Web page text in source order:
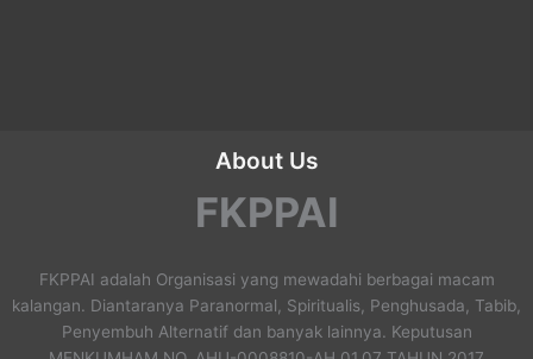
About Us
FKPPAI
FKPPAI adalah Organisasi yang mewadahi berbagai macam
kalangan. Diantaranya Paranormal, Spiritualis, Penghusada, Tabib,
Penyembuh Alternatif dan banyak lainnya. Keputusan